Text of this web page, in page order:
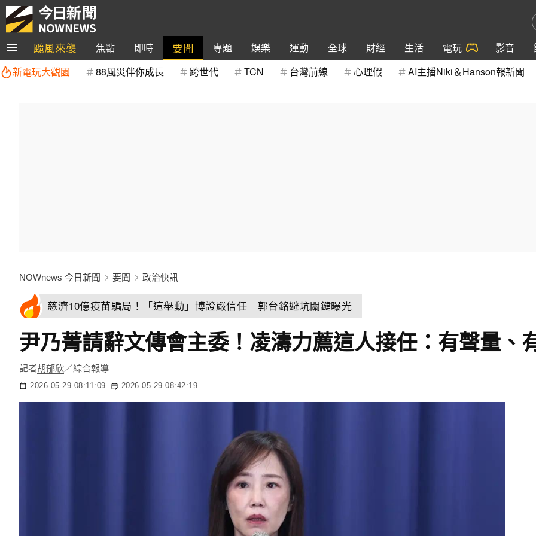
颱風來襲 焦點 即時 要聞 專題 娛樂 運動 全球 財經 生活 電玩 影音
新電玩大觀園
88風災伴你成長 跨世代 TCN 台灣前線 心理假 AI主播Niki＆Hanson報新聞
NOWnews 今日新聞 要聞 政治快訊
慈濟10億疫苗騙局！「這舉動」博證嚴信任 郭台銘避坑關鍵曝光
尹乃菁請辭文傳會主委！凌濤力薦這人接任：有聲量、
記者胡郁欣／綜合報導
2026-05-29 08:11:09 2026-05-29 08:42:19